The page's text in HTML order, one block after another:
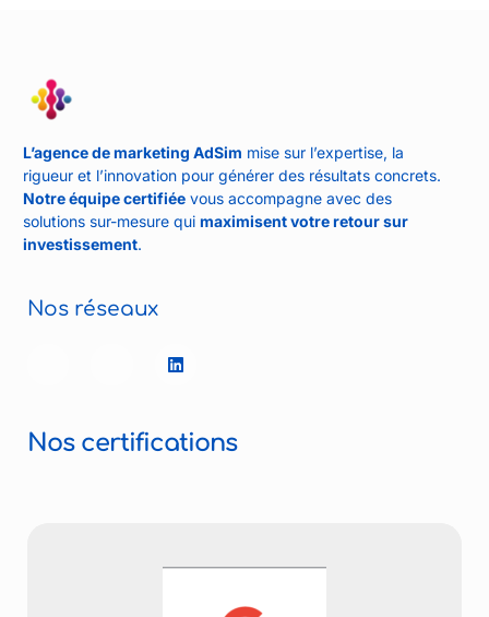
L’agence de marketing AdSim mise sur l’expertise, la
rigueur et l’innovation pour générer des résultats concrets.
Notre équipe certifiée vous accompagne avec des
solutions sur-mesure qui maximisent votre retour sur
investissement.
Nos réseaux
Nos certifications